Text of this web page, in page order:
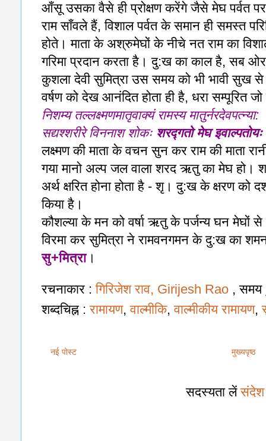
आँसू उसका वैसे ही प्रोक्षण करेंगे जैसे मेघ पर्वत
राम साँवले हैं, विशाल पर्वत के समान ही समस्त
होते। माता के अश्रुमेघों के नीचे नत राम का
गरिमा प्रदान करता है। दु:ख का काल है, सब
कुशला देवी सुमित्रा उस समय को भी भावी सुख
वर्षण को देख आनंदित होता ही है, धरा सम्पूरित जो
निशम्य तल्लक्ष्मणमातृवाक्यं रामस्य मातुर्नरदेवपत्न्या:
सद्यश्शरीरे विननाश शोकः शरद्गतो मेघ इवाल्पतोयः
लक्ष्मण की माता के वचन सुन कर राम की माता
गया मानो अल्प जल वाला शरद ऋतु का मेघ हो।
अर्थ क्षरित होना होता है - शृ। दु:ख के क्षरण को
किया है।
कौशल्या के मन को वर्षा ऋतु के पर्जन्य घन
विरमा कर सुमित्रा ने रामवनगमन के दु:ख का
सु+मित्रा ।
रचनाकार :गिरिजेश राव, Girijesh Rao , समय
शब्दचिह्न :रामायण,वाल्मीकि,वाल्मीकीय रामायण,
नई पोस्ट मुख्यपृष्ठ
सदस्यता लेंसंदेश